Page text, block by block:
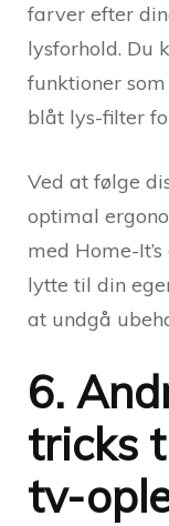
farver efter
lysforhold. Du
funktioner
blåt lys-filter
Ved at følge
optimal
med Home-
lytte til din
at undgå
6.
tricks
tv-